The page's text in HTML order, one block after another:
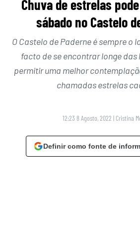
Chuva de estrelas
sábado no Castelo
O Castelo de Paderne é sempre o
facto de se encontrar longe das
permitir uma melhor
chamadas estrelas
12:23 8 Agosto, 2022 | Cristina
Definir como fonte de